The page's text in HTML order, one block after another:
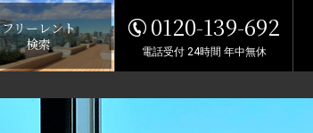
フリーレント
検索
0120-139-692
電話受付 24時間 年中無休